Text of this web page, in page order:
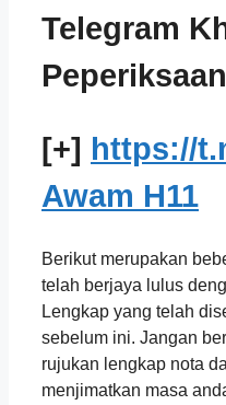
Telegram
[+] https://
Awam H11
Berikut merupakan
telah berjaya lulus
Lengkap yang telah
sebelum ini. Jangan
rujukan lengkap nota
menjimatkan masa